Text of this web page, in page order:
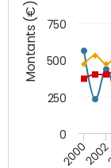
Montants (€)
20002002
0
250
500
750